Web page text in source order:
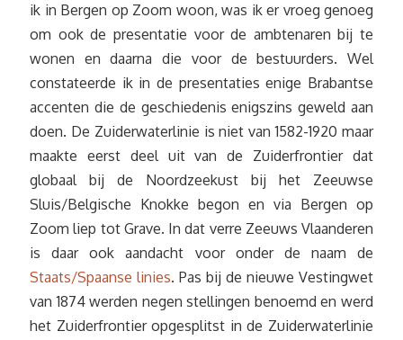
ik in Bergen op Zoom woon, was ik er vroeg genoeg
om ook de presentatie voor de ambtenaren bij te
wonen en daarna die voor de bestuurders. Wel
constateerde ik in de presentaties enige Brabantse
accenten die de geschiedenis enigszins geweld aan
doen. De Zuiderwaterlinie is niet van 1582-1920 maar
maakte eerst deel uit van de Zuiderfrontier dat
globaal bij de Noordzeekust bij het Zeeuwse
Sluis/Belgische Knokke begon en via Bergen op
Zoom liep tot Grave. In dat verre Zeeuws Vlaanderen
is daar ook aandacht voor onder de naam de
Staats/Spaanse linies. Pas bij de nieuwe Vestingwet
van 1874 werden negen stellingen benoemd en werd
het Zuiderfrontier opgesplitst in de Zuiderwaterlinie